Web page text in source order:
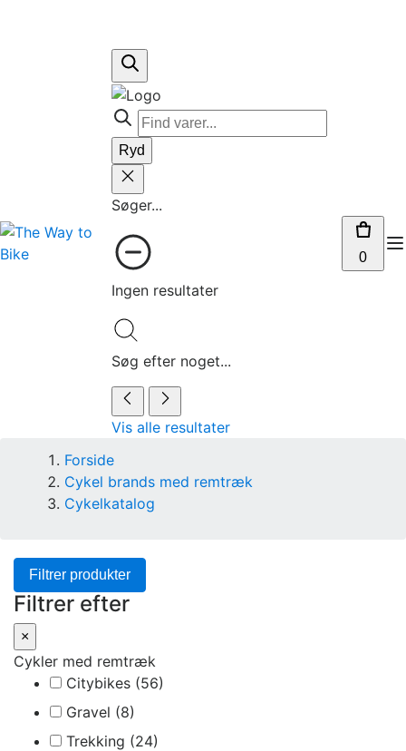
Ryd
Søger...
Ingen resultater
Søg efter noget...
Vis alle resultater
0
Forside
Cykel brands med remtræk
Cykelkatalog
Filtrer produkter
Filtrer efter
×
Cykler med remtræk
Citybikes (56)
Gravel (8)
Trekking (24)